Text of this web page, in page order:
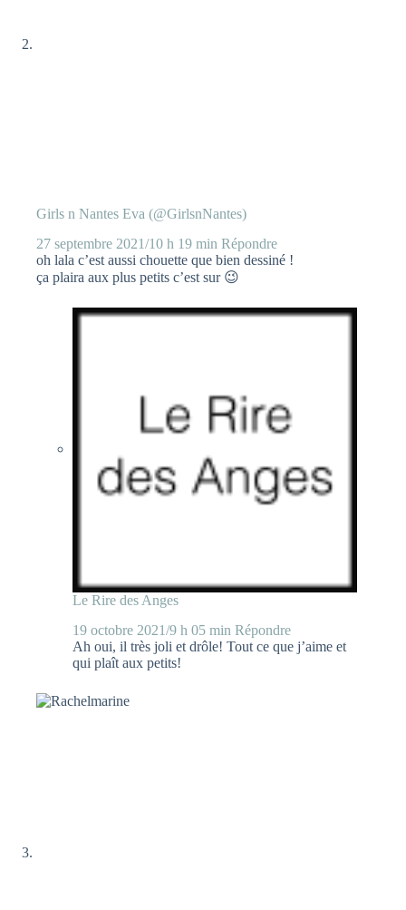
Girls n Nantes Eva (@GirlsnNantes)
27 septembre 2021/10 h 19 min Répondre
oh lala c’est aussi chouette que bien dessiné !
ça plaira aux plus petits c’est sur 😉
Le Rire des Anges
19 octobre 2021/9 h 05 min Répondre
Ah oui, il très joli et drôle! Tout ce que j’aime et
qui plaît aux petits!